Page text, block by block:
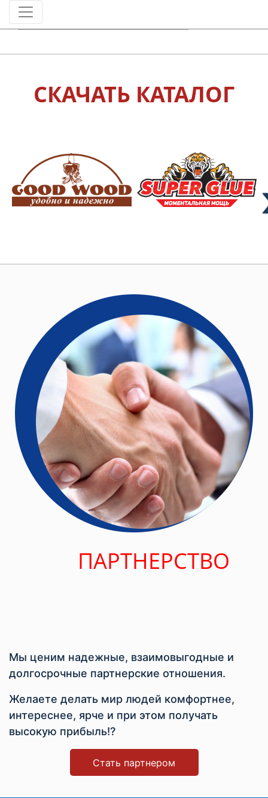
СКАЧАТЬ КАТАЛОГ
ПАРТНЕРСТВО
Мы ценим надежные, взаимовыгодные и
долгосрочные партнерские отношения.
Желаете делать мир людей комфортнее,
интереснее, ярче и при этом получать
высокую прибыль!?
Стать партнером